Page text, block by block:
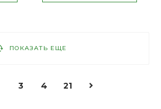
ПОКАЗАТЬ ЕЩЕ
3 4 21